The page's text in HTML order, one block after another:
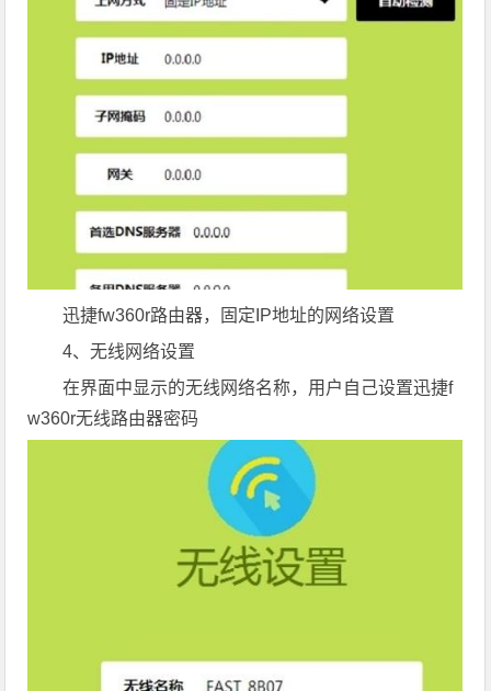
迅捷fw360r路由器，固定IP地址的网络设置
4、无线网络设置
在界面中显示的无线网络名称，用户自己设置迅捷f
w360r无线路由器密码